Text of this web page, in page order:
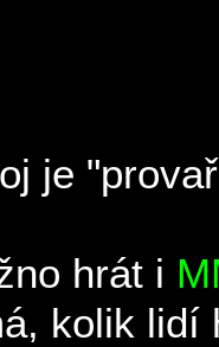
je
hrát i
kolik lidí